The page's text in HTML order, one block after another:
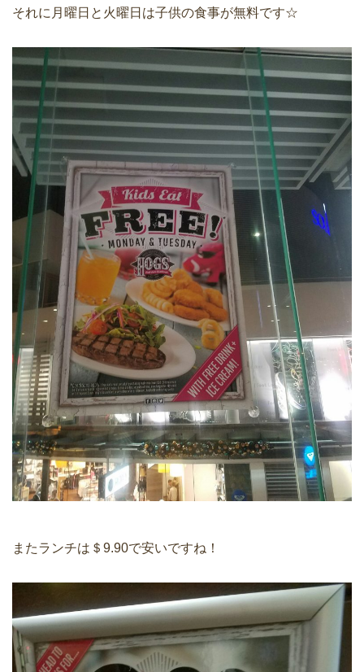
それに月曜日と火曜日は子供の食事が無料です☆
またランチは＄9.90で安いですね！